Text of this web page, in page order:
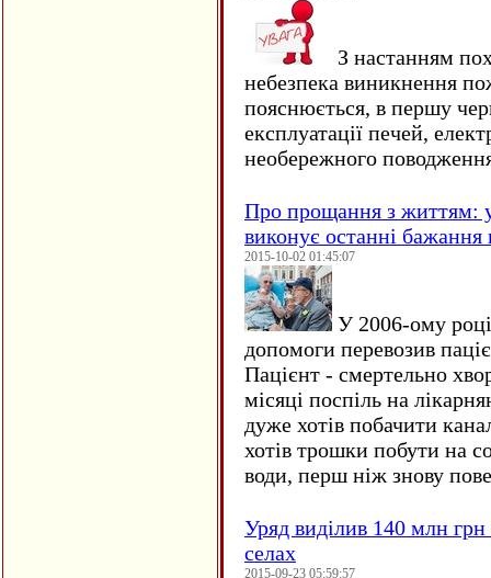
З настанням
небезпека виникнення
пояснюється, в першу
експлуатації печей,
необережного
Про прощання з життям:
виконує останні
2015-10-02 01:45:07
У 2006-ому
допомоги перевозив
Пацієнт - смертельно
місяці поспіль на
дуже хотів побачити
хотів трошки побути на
води, перш ніж знову
Уряд виділив 140 млн
селах
2015-09-23 05:59:57